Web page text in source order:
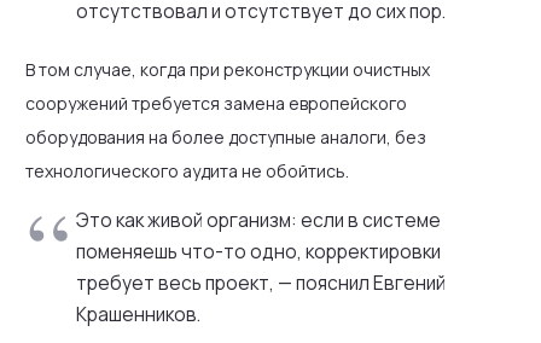
отсутствовал и отсутствует до сих пор.
В том случае, когда при реконструкции очистных
сооружений требуется замена европейского
оборудования на более доступные аналоги, без
технологического аудита не обойтись.
Это как живой организм: если в системе
поменяешь что-то одно, корректировки
требует весь проект, — пояснил Евгений
Крашенников.